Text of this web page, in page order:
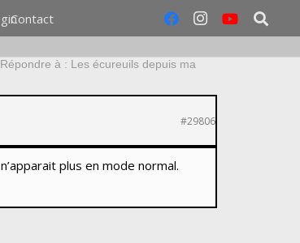
Contact
Répondre à : Les écureuils depuis ma
#29806
plus en mode normal.